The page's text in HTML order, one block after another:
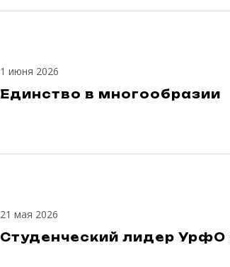
1 июня 2026
Единство в многообразии
21 мая 2026
Студенческий лидер УрфО